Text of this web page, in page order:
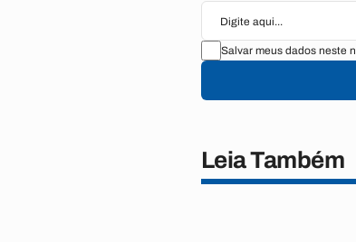
Salvar meus dados neste
Leia Também